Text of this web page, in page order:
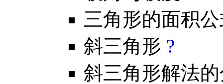
三角形的面积
斜三角形 ?
斜三角形解法